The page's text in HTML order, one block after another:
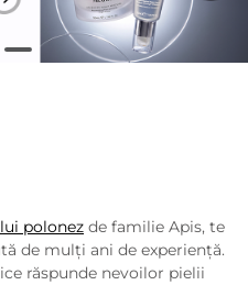
polonez de familie Apis, te
de mulți ani de experiență.
răspunde nevoilor pielii